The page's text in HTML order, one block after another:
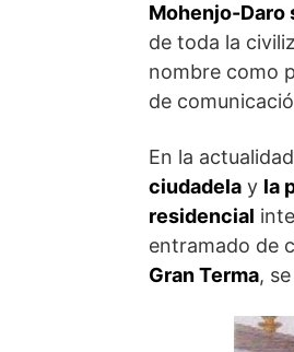
Mohenjo-Daro
de toda la
nombre como
de
En la
ciudadela y la
residencial
entramado de
Gran Terma,